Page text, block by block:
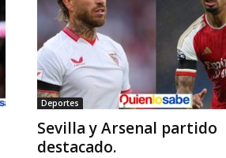
Deportes
Sevilla y Arsenal partido
destacado.